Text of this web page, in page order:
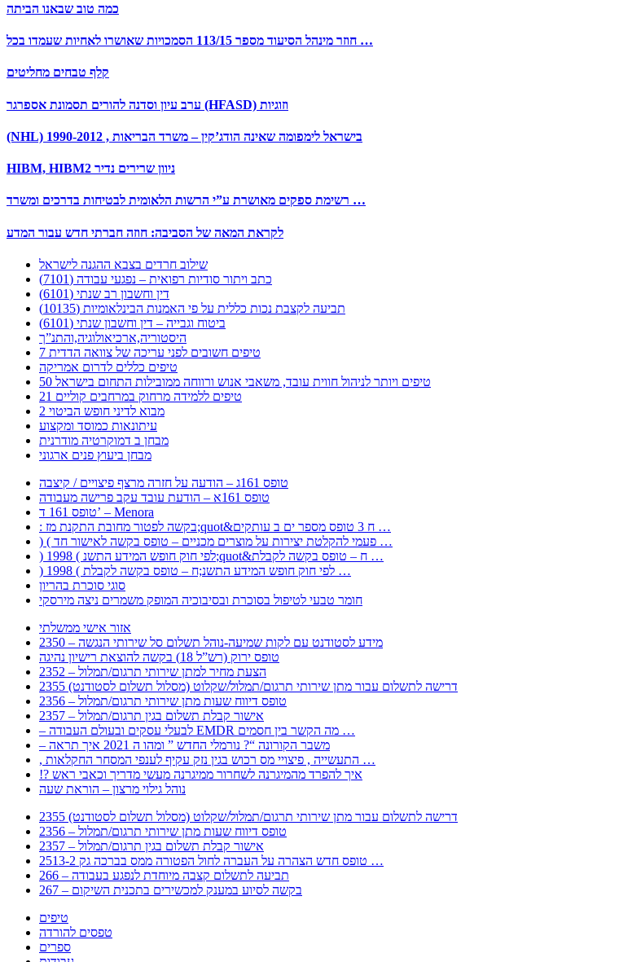
כמה טוב שבאנו הביתה
חוזר מינהל הסיעוד מספר 113/15 הסמכויות שאושרו לאחיות שעמדו בכל …
קלף טבחים מחליטים
ערב עיון וסדנה להורים תסמונת אספרגר (HFASD) וזוגיות
(NHL) 1990-2012 , בישראל לימפומה שאינה הודג’קין – משרד הבריאות
HIBM, HIBM2 ניוון שרירים נדיר
רשימת ספקים מאושרת ע”י הרשות הלאומית לבטיחות בדרכים ומשרד …
לקראת המאה של הסביבה: חוזה חברתי חדש עבור המדע
שילוב חרדים בצבא ההגנה לישראל
כתב ויתור סודיות רפואית – נפגעי עבודה (7101)
דין וחשבון רב שנתי (6101)
תביעה לקצבת נכות כללית על פי האמנות הבינלאומיות (10135)
ביטוח וגבייה – דין וחשבון שנתי (6101)
היסטוריה,ארכיאולוגיה,והתנ”ך
7 טיפים חשובים לפני עריכה של צוואה הדדית
טיפים כללים לדרום אמריקה
50 טיפים ויותר לניהול חווית עובד, משאבי אנוש ורווחה ממובילות התחום בישראל
21 טיפים ללמידה מרחוק במרחבים קוליים
מבוא לדיני חופש הביטוי 2
עיתונאות כמוסד ומקצוע
מבחן ב דמוקרטיה מודרנית
מבחן ביעוץ פנים ארגוני
טופס 161ג – הודעה על חזרה מרצף פיצויים / קיצבה
טופס 161א – הודעת עובד עקב פרישה מעבודה
טופס 161 ד’ – Menora
: בקשה לפטור מחובת התקנת מז;quot&ח 3 טופס מספר ים ב עותקים …
) ( פעמי להקלטת יצירות על מוצרים מכניים – טופס בקשה לאישור חד …
) 1998 ( לפי חוק חופש המידע התשנ;quot&ח – טופס בקשה לקבלת …
) 1998 ( לפי חוק חופש המידע התשנ;ח – טופס בקשה לקבלת …
סוגי סוכרת בהריון
חומר טבעי לטיפול בסוכרת ובסיבוכיה המופק משמרים ניצה מירסקי
אזור אישי ממשלתי
2350 – מידע לסטודנט עם לקות שמיעה-נוהל תשלום סל שירותי הנגשה
טופס ירוק (רש”ל 18) בקשה להוצאת רישיון נהיגה
2352 – הצעת מחיר למתן שירותי תרגום/תמלול
2355 דרישה לתשלום עבור מתן שירותי תרגום/תמלול/שקלוט (מסלול תשלום לסטודנט)
2356 – טופס דיווח שעות מתן שירותי תרגום/תמלול
2357 – אישור קבלת תשלום בגין תרגום/תמלול
– לבעלי עסקים ובעולם העבודה EMDR מה הקשר בין חסמים …
– משבר הקורונה “? נורמלי החדש ” ומהו ה 2021 איך תראה
, התעשייה , פיצויי מס רכוש בגין נזק עקיף לענפי המסחר החקלאות …
!? איך להפרד מהמיגרנה לשחרור ממיגרנה מעשי מדריך וכאבי ראש
נוהל גילוי מרצון – הוראת שעה
2355 דרישה לתשלום עבור מתן שירותי תרגום/תמלול/שקלוט (מסלול תשלום לסטודנט)
2356 – טופס דיווח שעות מתן שירותי תרגום/תמלול
2357 – אישור קבלת תשלום בגין תרגום/תמלול
2513-2 טופס חדש הצהרה על העברה לחול הפטורה ממס בברכה גק …
266 – תביעה לתשלום קצבה מיוחדת לנפגע בעבודה
267 – בקשה לסיוע במענק למכשירים בתכנית השיקום
טיפים
טפסים להורדה
ספרים